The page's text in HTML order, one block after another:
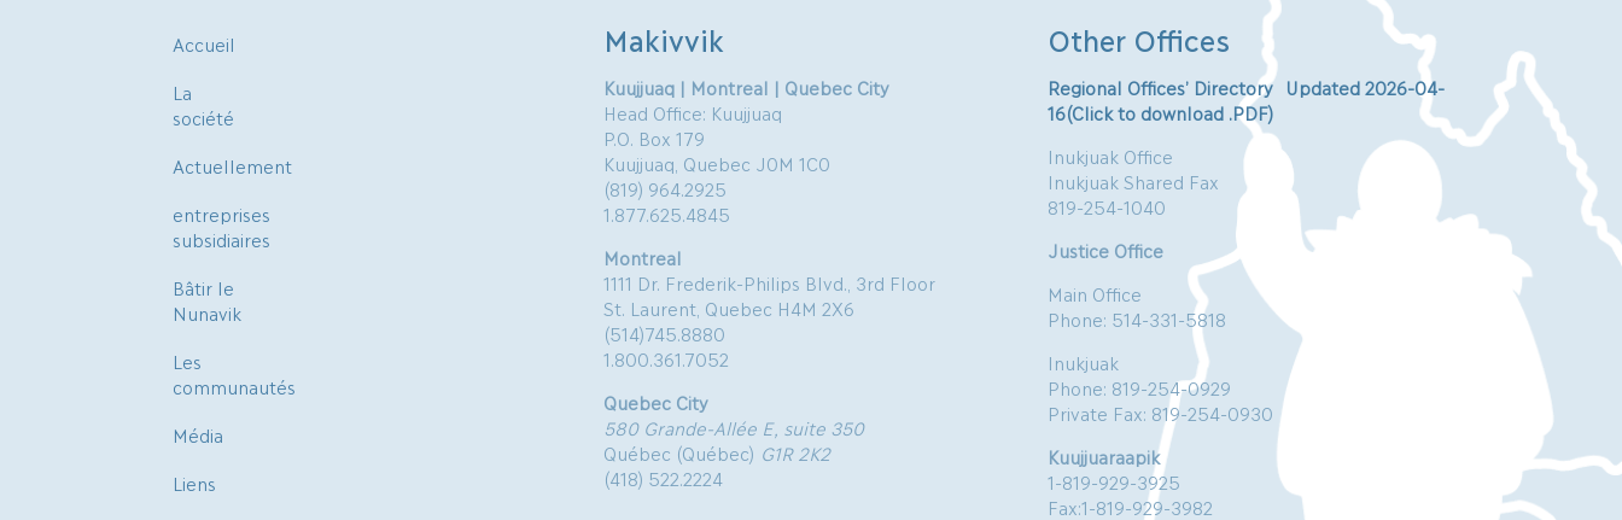
Accueil
La
société
Actuellement
entreprises
subsidiaires
Bâtir le
Nunavik
Les
communautés
Média
Liens
Makivvik
Kuujjuaq | Montreal | Quebec City
Head Office: Kuujjuaq
P.O. Box 179
Kuujjuaq, Quebec J0M 1C0
(819) 964.2925
1.877.625.4845
Montreal
1111 Dr. Frederik-Philips Blvd., 3rd Floor
St. Laurent, Quebec H4M 2X6
(514)745.8880
1.800.361.7052
Quebec City
580 Grande-Allée E, suite 350
Québec (Québec) G1R 2K2
(418) 522.2224
Other Offices
Regional Offices’ Directory Updated 2026-04-
16(Click to download .PDF)
Inukjuak Office
Inukjuak Shared Fax
819-254-1040
Justice Office
Main Office
Phone: 514-331-5818
Inukjuak
Phone: 819-254-0929
Private Fax: 819-254-0930
Kuujjuaraapik
1-819-929-3925
Fax:1-819-929-3982